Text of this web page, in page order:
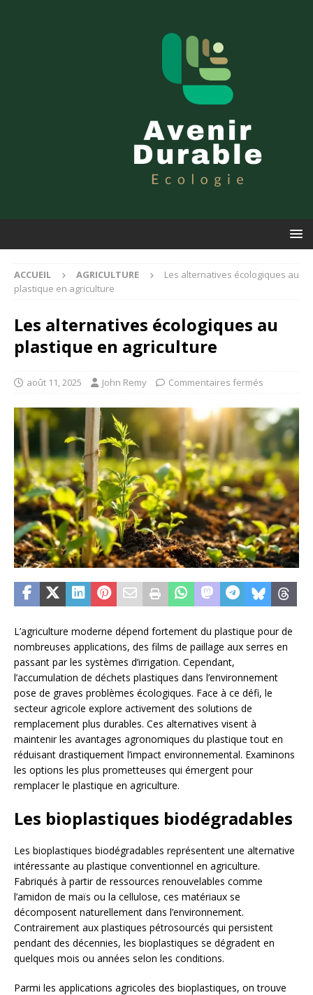
ACCUEIL AGRICULTURE
Les alternatives écologiques au
plastique en agriculture
Les alternatives écologiques au
plastique en agriculture
août 11, 2025 John Remy Commentaires fermés
L’agriculture moderne dépend fortement du plastique pour de
nombreuses applications, des films de paillage aux serres en
passant par les systèmes d’irrigation. Cependant,
l’accumulation de déchets plastiques dans l’environnement
pose de graves problèmes écologiques. Face à ce défi, le
secteur agricole explore activement des solutions de
remplacement plus durables. Ces alternatives visent à
maintenir les avantages agronomiques du plastique tout en
réduisant drastiquement l’impact environnemental. Examinons
les options les plus prometteuses qui émergent pour
remplacer le plastique en agriculture.
Les bioplastiques biodégradables
Les bioplastiques biodégradables représentent une alternative
intéressante au plastique conventionnel en agriculture.
Fabriqués à partir de ressources renouvelables comme
l’amidon de maïs ou la cellulose, ces matériaux se
décomposent naturellement dans l’environnement.
Contrairement aux plastiques pétrosourcés qui persistent
pendant des décennies, les bioplastiques se dégradent en
quelques mois ou années selon les conditions.
Parmi les applications agricoles des bioplastiques, on trouve